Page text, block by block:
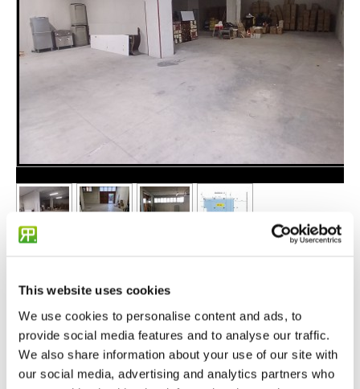
This website uses cookies
We use cookies to personalise content and ads, to
provide social media features and to analyse our traffic.
We also share information about your use of our site with
our social media, advertising and analytics partners who
750 €/ Mese
Cod.: M090
Contratto: Affitto
Uso: Commerciale
Disponibilità: disponibile dal... 01/08/2026